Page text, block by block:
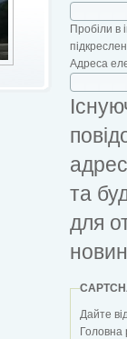
Пробіли в
Адреса
та
для
Дайте
Головна